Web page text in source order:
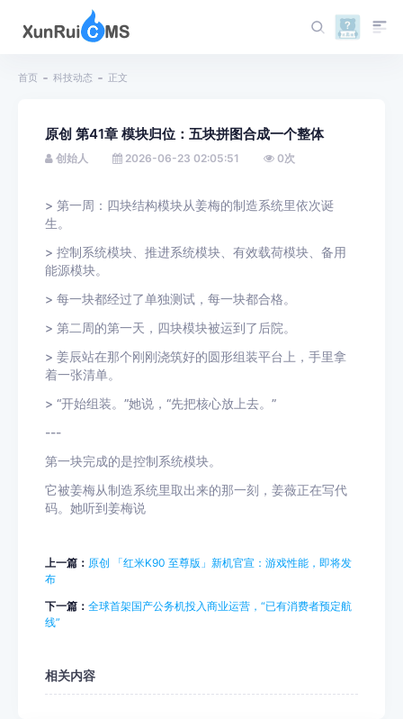
首页 科技动态 正文
原创 第41章 模块归位：五块拼图合成一个整体
创始人 2026-06-23 02:05:51 0次
> 第一周：四块结构模块从姜梅的制造系统里依次诞
生。
> 控制系统模块、推进系统模块、有效载荷模块、备用
能源模块。
> 每一块都经过了单独测试，每一块都合格。
> 第二周的第一天，四块模块被运到了后院。
> 姜辰站在那个刚刚浇筑好的圆形组装平台上，手里拿
着一张清单。
> “开始组装。”她说，“先把核心放上去。”
---
第一块完成的是控制系统模块。
它被姜梅从制造系统里取出来的那一刻，姜薇正在写代
码。她听到姜梅说
上一篇： 原创 「红米K90 至尊版」新机官宣：游戏性能，即将发
布
下一篇： 全球首架国产公务机投入商业运营，“已有消费者预定航
线”
相关内容